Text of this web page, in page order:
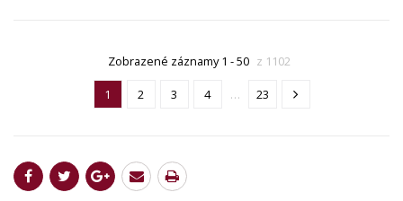
Zobrazené záznamy 1 - 50 z 1102
1 2 3 4 … 23